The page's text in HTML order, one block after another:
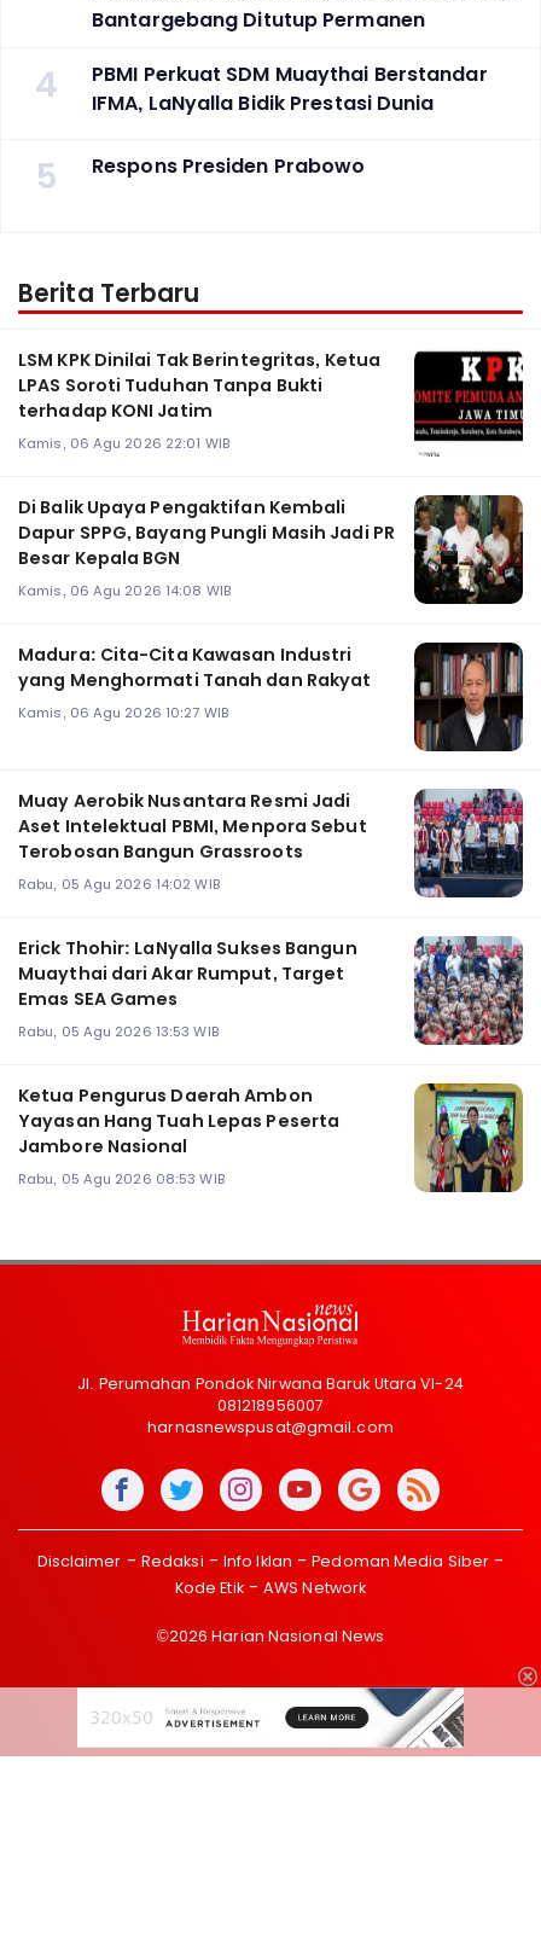
Bantargebang Ditutup Permanen
4
PBMI Perkuat SDM Muaythai Berstandar
IFMA, LaNyalla Bidik Prestasi Dunia
5 Respons Presiden Prabowo
Berita Terbaru
LSM KPK Dinilai Tak Berintegritas, Ketua
LPAS Soroti Tuduhan Tanpa Bukti
terhadap KONI Jatim
Kamis, 06 Agu 2026 22:01 WIB
Di Balik Upaya Pengaktifan Kembali
Dapur SPPG, Bayang Pungli Masih Jadi PR
Besar Kepala BGN
Kamis, 06 Agu 2026 14:08 WIB
Madura: Cita-Cita Kawasan Industri
yang Menghormati Tanah dan Rakyat
Kamis, 06 Agu 2026 10:27 WIB
Muay Aerobik Nusantara Resmi Jadi
Aset Intelektual PBMI, Menpora Sebut
Terobosan Bangun Grassroots
Rabu, 05 Agu 2026 14:02 WIB
Erick Thohir: LaNyalla Sukses Bangun
Muaythai dari Akar Rumput, Target
Emas SEA Games
Rabu, 05 Agu 2026 13:53 WIB
Ketua Pengurus Daerah Ambon
Yayasan Hang Tuah Lepas Peserta
Jambore Nasional
Rabu, 05 Agu 2026 08:53 WIB
Jl. Perumahan Pondok Nirwana Baruk Utara VI-24
081218956007
harnasnewspusat@gmail.com
Disclaimer Redaksi Info Iklan
Pedoman Media Siber
Kode Etik
AWS Network
©2026 Harian Nasional News